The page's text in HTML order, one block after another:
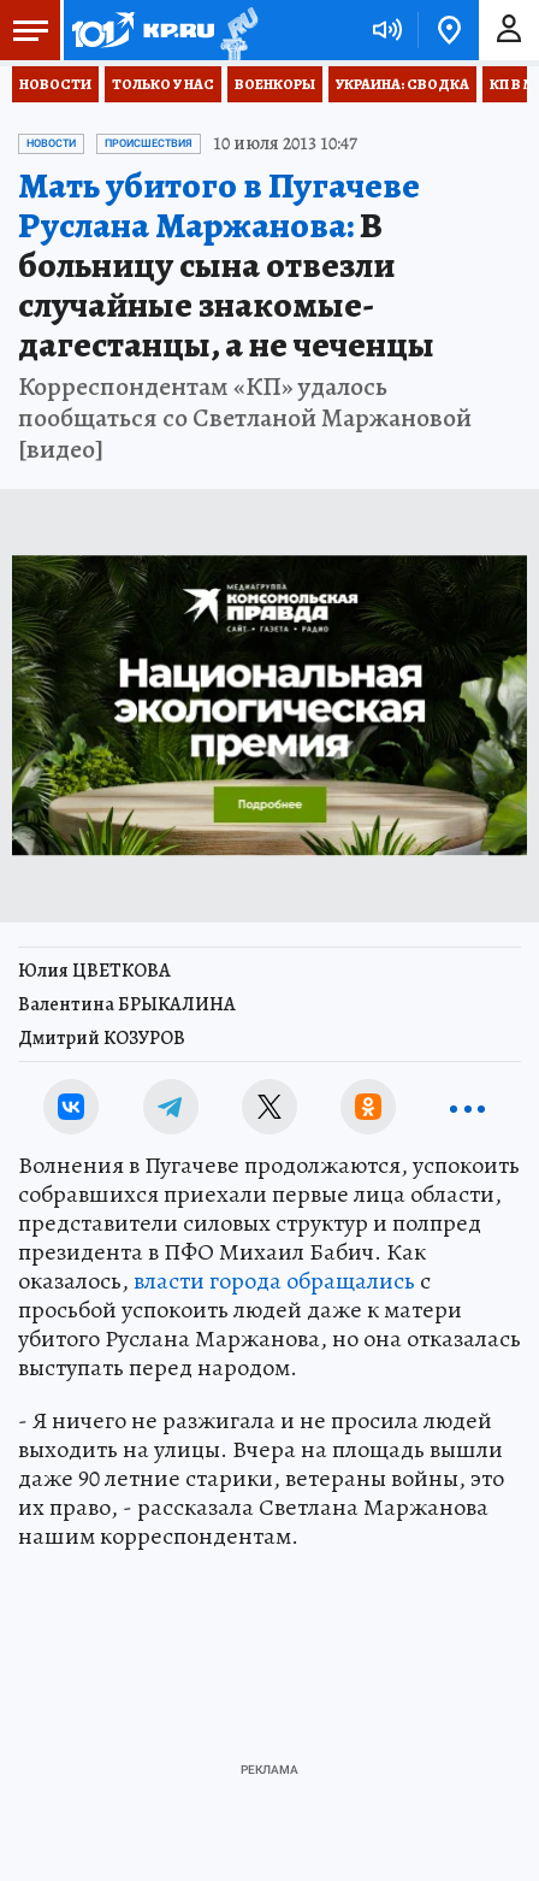
НОВОСТИ ТОЛЬКО У НАС ВОЕНКОРЫ УКРАИНА: СВОДКА КП В
НОВОСТИ ПРОИСШЕСТВИЯ 10 июля 2013 10:47
Мать убитого в Пугачеве
Руслана Маржанова:В
больницу сына отвезли
случайные знакомые-
дагестанцы, а не чеченцы
Корреспондентам «КП» удалось
пообщаться со Светланой Маржановой
[видео]
Юлия ЦВЕТКОВА
Валентина БРЫКАЛИНА
Дмитрий КОЗУРОВ
Волнения в Пугачеве продолжаются, успокоить
собравшихся приехали первые лица области,
представители силовых структур и полпред
президента в ПФО Михаил Бабич. Как
оказалось,власти города обращались с
просьбой успокоить людей даже к матери
убитого Руслана Маржанова, но она отказалась
выступать перед народом.
- Я ничего не разжигала и не просила людей
выходить на улицы. Вчера на площадь вышли
даже 90 летние старики, ветераны войны, это
их право, - рассказала Светлана Маржанова
нашим корреспондентам.